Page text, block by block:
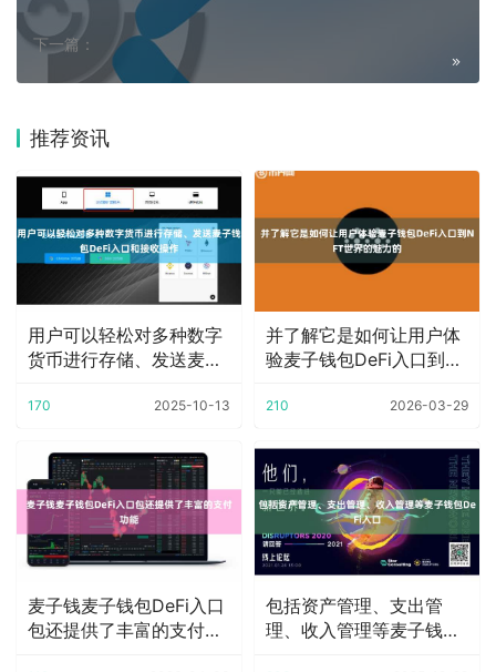
下一篇：
推荐资讯
用户可以轻松对多种数字
货币进行存储、发送麦子
170 2025-10-13
并了解它是如何让用户体
验麦子钱包DeFi入口到
210 2026-03-29
麦子钱麦子钱包DeFi入口
包还提供了丰富的支付功
包括资产管理、支出管
理、收入管理等麦子钱包